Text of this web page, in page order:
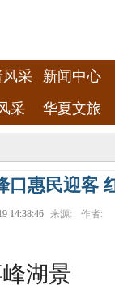
风采
新闻中心
采 华夏文旅
口惠民迎客
14:38:46 来源: 作者:
湖景